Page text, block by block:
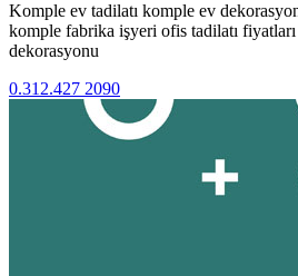
Komple ev tadilatı komple ev
komple fabrika işyeri ofis tadilatı
dekorasyonu
0.312.427 2090